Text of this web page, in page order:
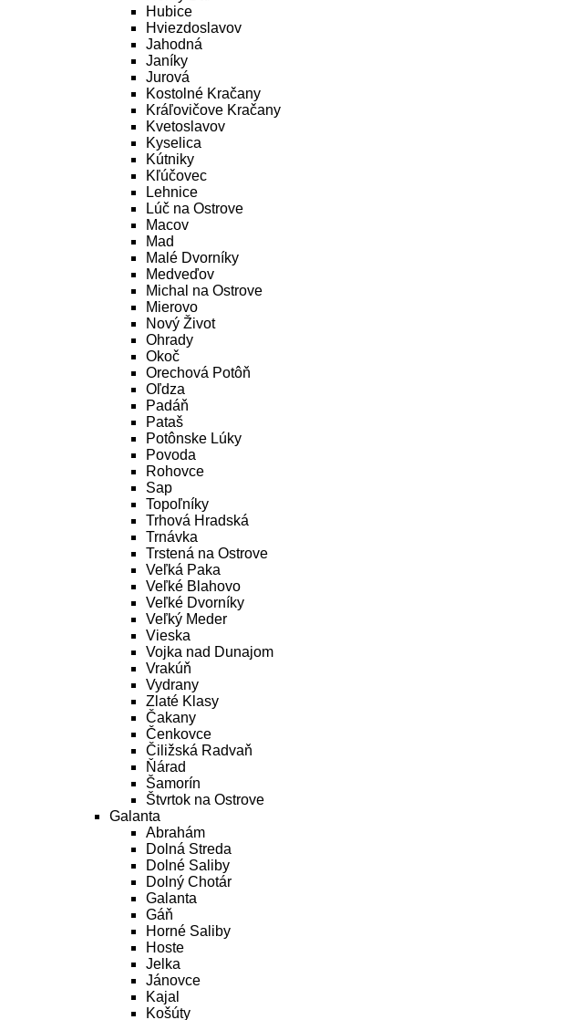
Hubice
Hviezdoslavov
Jahodná
Janíky
Jurová
Kostolné Kračany
Kráľovičove Kračany
Kvetoslavov
Kyselica
Kútniky
Kľúčovec
Lehnice
Lúč na Ostrove
Macov
Mad
Malé Dvorníky
Medveďov
Michal na Ostrove
Mierovo
Nový Život
Ohrady
Okoč
Orechová Potôň
Oľdza
Padáň
Pataš
Potônske Lúky
Povoda
Rohovce
Sap
Topoľníky
Trhová Hradská
Trnávka
Trstená na Ostrove
Veľká Paka
Veľké Blahovo
Veľké Dvorníky
Veľký Meder
Vieska
Vojka nad Dunajom
Vrakúň
Vydrany
Zlaté Klasy
Čakany
Čenkovce
Čiližská Radvaň
Ňárad
Šamorín
Štvrtok na Ostrove
Galanta
Abrahám
Dolná Streda
Dolné Saliby
Dolný Chotár
Galanta
Gáň
Horné Saliby
Hoste
Jelka
Jánovce
Kajal
Košúty